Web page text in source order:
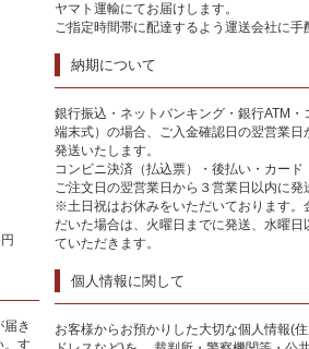
き
。す
ヤマト運輸にてお届けします。
ご指定時間帯に配達するよう運送会社に手
納期について
銀行振込・ネットバンキング・銀行ATM・
端末式）の場合、ご入金確認日の翌営業日
発送いたします。
コンビニ決済（払込票）・後払い・カード
ご注文日の翌営業日から３営業日以内に発
※土日祝はお休みをいただいております。
だいた場合は、火曜日までに発送、水曜日
ていただきます。
個人情報に関して
お客様からお預かりした大切な個人情報(